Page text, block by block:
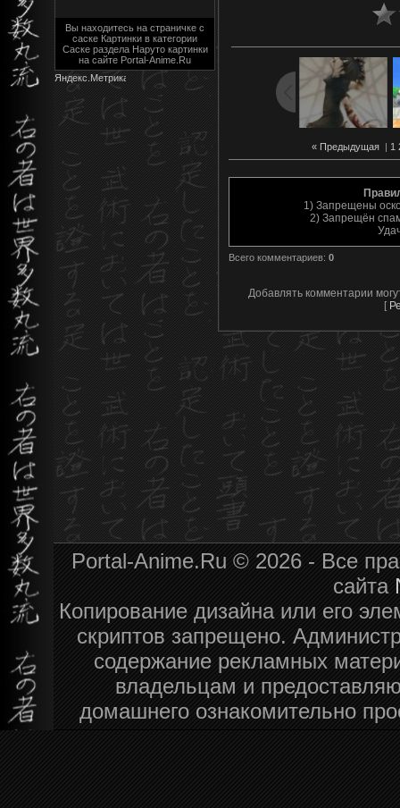
Вы находитесь на страничке с
саске Картинки в категории
Саске раздела Наруто картинки
на сайте Portal-Anime.Ru
« Предыдущая| 1
1) Запрещены
2) Запрещён
Всего комментариев: 0
Добавлять комментарии
[
Portal-Anime.Ru © 2026 - Все
сайта
Копирование дизайна или его
скриптов запрещено.
содержание рекламных
владельцам и
домашнего ознакомительно